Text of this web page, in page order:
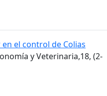
el control de Colias
y Veterinaria,18, (2-